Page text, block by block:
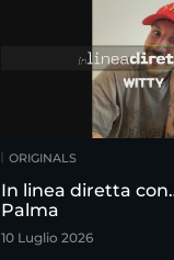
ORIGINALS
In linea diretta
Palma
10 Luglio 2026